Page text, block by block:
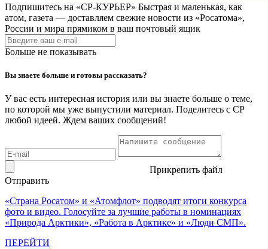
Подпишитесь на «СР-КУРЬЕР» Быстрая и маленькая, как
атом, газета — доставляем свежие новости из «Росатома»,
России и мира прямиком в ваш почтовый ящик
Больше не показывать
Вы знаете больше и готовы рассказать?
У вас есть интересная история или вы знаете больше о теме,
по которой мы уже выпустили материал. Поделитесь с СР
любой идеей. Ждем ваших сообщений!
Прикрепить файл
Отправить
«Страна Росатом» и «Атомфлот» подводят итоги конкурса
фото и видео. Голосуйте за лучшие работы в номинациях
«Природа Арктики», «Работа в Арктике» и «Люди СМП».
ПЕРЕЙТИ